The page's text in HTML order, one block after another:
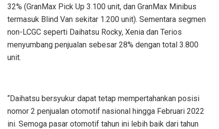
32% (GranMax Pick Up 3.100 unit, dan GranMax Minibus
termasuk Blind Van sekitar 1.200 unit). Sementara segmen
non-LCGC seperti Daihatsu Rocky, Xenia dan Terios
menyumbang penjualan sebesar 28% dengan total 3.800
unit.
“Daihatsu bersyukur dapat tetap mempertahankan posisi
nomor 2 penjualan otomotif nasional hingga Februari 2022
ini. Semoga pasar otomotif tahun ini lebih baik dari tahun